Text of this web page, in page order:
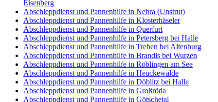
Eisenberg
Abschleppdienst und Pannenhilfe in Nebra (Unstrut)
Abschleppdienst und Pannenhilfe in Klosterhäseler
Abschleppdienst und Pannenhilfe in Querfurt
Abschleppdienst und Pannenhilfe in Petersberg bei Halle
Abschleppdienst und Pannenhilfe in Treben bei Altenburg
Abschleppdienst und Pannenhilfe in Brandis bei Wurzen
Abschleppdienst und Pannenhilfe in Röblingen am See
Abschleppdienst und Pannenhilfe in Heuckewalde
Abschleppdienst und Pannenhilfe in Döblitz bei Halle
Abschleppdienst und Pannenhilfe in Großröda
Abschleppdienst und Pannenhilfe in Götschetal